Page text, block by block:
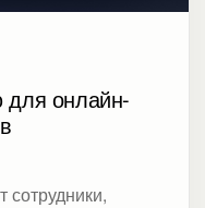
для онлайн-
сотрудники,